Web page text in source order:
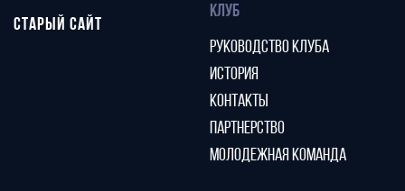
СТАРЫЙ САЙТ
КЛУБ
РУКОВОДСТВО КЛУБА
ИСТОРИЯ
КОНТАКТЫ
ПАРТНЕРСТВО
МОЛОДЕЖНАЯ КОМАНДА